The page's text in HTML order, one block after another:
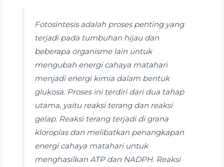
Fotosintesis adalah proses penting yang
terjadi pada tumbuhan hijau dan
beberapa organisme lain untuk
mengubah energi cahaya matahari
menjadi energi kimia dalam bentuk
glukosa. Proses ini terdiri dari dua tahap
utama, yaitu reaksi terang dan reaksi
gelap. Reaksi terang terjadi di grana
kloroplas dan melibatkan penangkapan
energi cahaya matahari untuk
menghasilkan ATP dan NADPH. Reaksi